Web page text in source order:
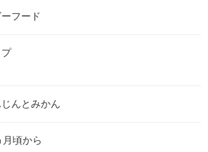
フード
んとみかん
月頃から